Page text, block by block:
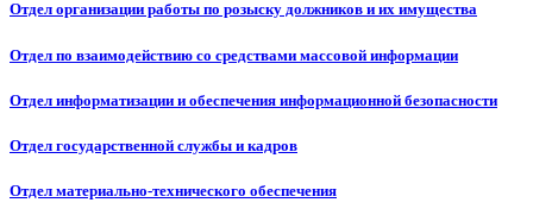
Отдел организации работы по розыску должников и их имущества
Отдел по взаимодействию со средствами массовой информации
Отдел информатизации и обеспечения информационной безопасности
Отдел государственной службы и кадров
Отдел материально-технического обеспечения